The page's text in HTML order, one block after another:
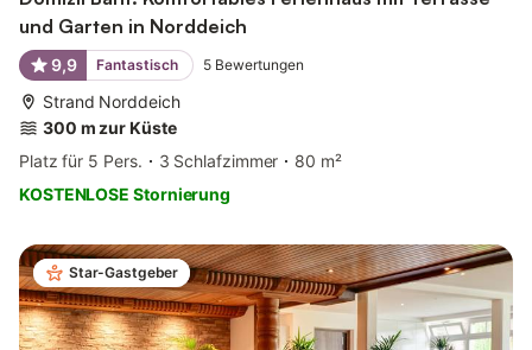
und Garten in Norddeich
9,9 Fantastisch 5 Bewertungen
Strand Norddeich
300 m zur Küste
Platz für 5 Pers.
3 Schlafzimmer
80 m²
KOSTENLOSE Stornierung
Star-Gastgeber